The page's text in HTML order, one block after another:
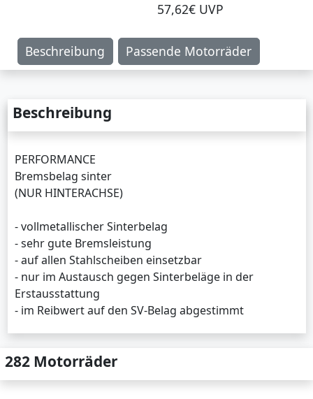
57,62€ UVP
Beschreibung Passende Motorräder
Beschreibung
PERFORMANCE
Bremsbelag sinter
(NUR HINTERACHSE)
- vollmetallischer Sinterbelag
- sehr gute Bremsleistung
- auf allen Stahlscheiben einsetzbar
- nur im Austausch gegen Sinterbeläge in der
Erstausstattung
- im Reibwert auf den SV-Belag abgestimmt
282 Motorräder